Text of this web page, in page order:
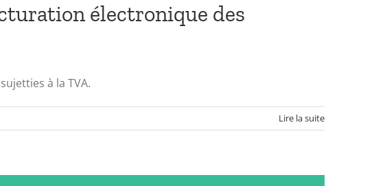
électronique des
à la TVA.
Lire la suite